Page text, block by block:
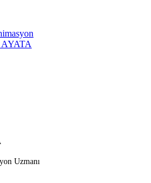
Uzmanı